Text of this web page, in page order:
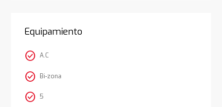
Equipamiento
check_circle A.C
check_circle Bi-zona
check_circle 5